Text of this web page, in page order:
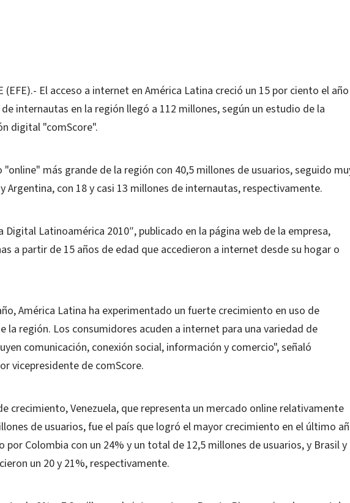
(EFE).- El acceso a internet en América Latina creció un 15 por ciento el año
internautas en la región llegó a 112 millones, según un estudio de la
digital "comScore".
"online" más grande de la región con 40,5 millones de usuarios, seguido
Argentina, con 18 y casi 13 millones de internautas, respectivamente.
Digital Latinoamérica 2010″, publicado en la página web de la empresa,
a partir de 15 años de edad que accedieron a internet desde su hogar o
América Latina ha experimentado un fuerte crecimiento en uso de
la región. Los consumidores acuden a internet para una variedad de
comunicación, conexión social, información y comercio", señaló
vicepresidente de comScore.
crecimiento, Venezuela, que representa un mercado online relativamente
de usuarios, fue el país que logró el mayor crecimiento en el último
por Colombia con un 24% y un total de 12,5 millones de usuarios, y Brasil y
un 20 y 21%, respectivamente.